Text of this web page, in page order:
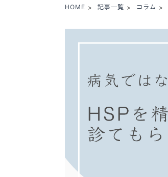
HOME 記事一覧 コラム